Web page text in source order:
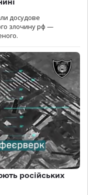
досудове
злочину рф —
російських